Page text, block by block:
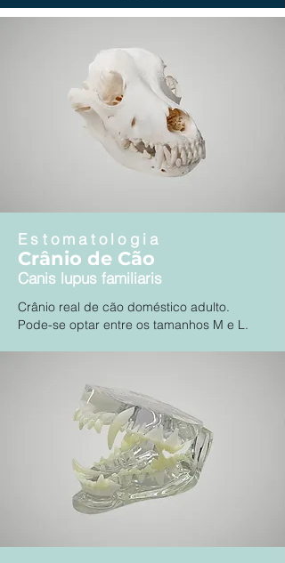
Estomatologia
Crânio de Cão
Canis lupus familiaris
Crânio real de cão doméstico adulto.
Pode-se optar entre os tamanhos M e L.